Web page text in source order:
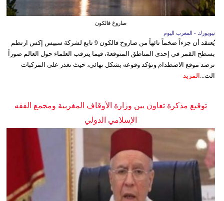
صاروخ فالكون
نيويورك - المغرب اليوم
يُعتقد أن جزءاً ضخماً تائهاً من صاروخ فالكون 9 تابع لشركة سبيس إكس ارتطم
بسطح القمر في إحدى المناطق المتوقعة، فيما يترقب العلماء حول العالم صوراً
ترصد موقع الاصطدام وتؤكد وقوعه بشكل نهائي، حيث تعذر على المركبات
الت... المزيد
توقيع مذكرة تعاون بين وزارة الأوقاف المغربية ومجمع الفقه
الإسلامي الدولي